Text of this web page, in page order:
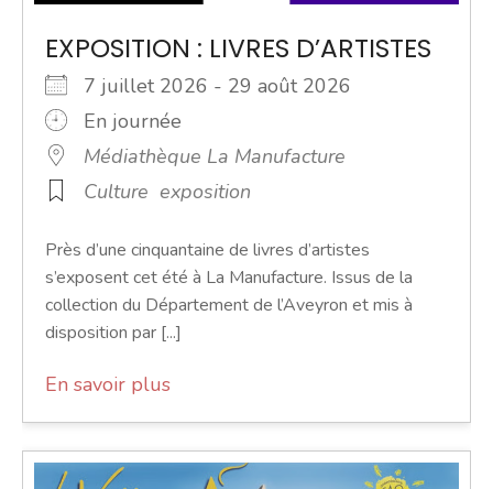
EXPOSITION : LIVRES D’ARTISTES
7 juillet 2026 - 29 août 2026
En journée
Médiathèque La Manufacture
Culture exposition
Près d’une cinquantaine de livres d’artistes
s’exposent cet été à La Manufacture. Issus de la
collection du Département de l’Aveyron et mis à
disposition par [...]
En savoir plus